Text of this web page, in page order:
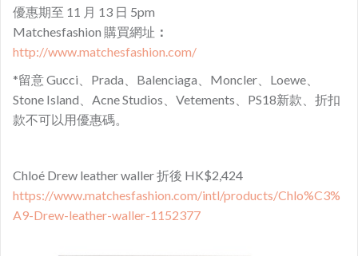
優惠期至 11 月 13 日 5pm
Matchesfashion 購買網址 ：
http://www.matchesfashion.com/
*留意 Gucci、Prada、Balenciaga、Moncler、Loewe、
Stone Island、Acne Studios、Vetements、PS18新款、折扣
款不可以用優惠碼。
Chloé Drew leather waller 折後 HK$2,424
https://www.matchesfashion.com/intl/products/Chlo%C3%
A9-Drew-leather-waller-1152377